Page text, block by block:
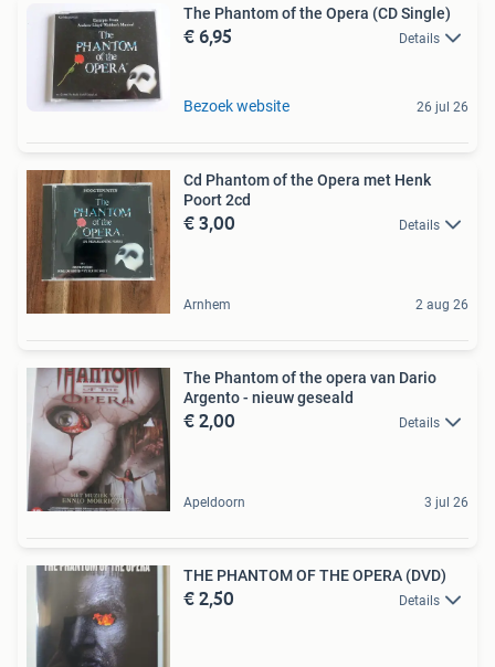
The Phantom of the Opera (CD Single)
€ 6,95 Details
Bezoek website 26 jul 26
Cd Phantom of the Opera met Henk
Poort 2cd
€ 3,00 Details
Arnhem 2 aug 26
The Phantom of the opera van Dario
Argento - nieuw geseald
€ 2,00 Details
Apeldoorn 3 jul 26
THE PHANTOM OF THE OPERA (DVD)
€ 2,50 Details